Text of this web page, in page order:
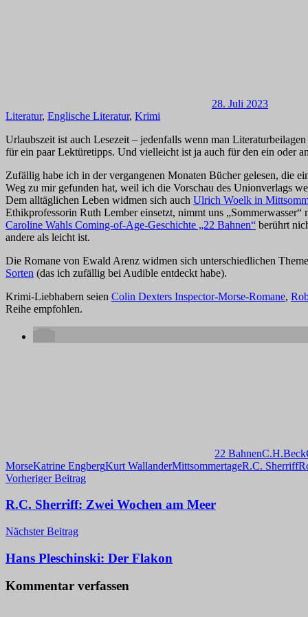
28. Juli 2023
Literatur, Englische Literatur, Krimi
Urlaubszeit ist auch Lesezeit – jedenfalls wenn man
für ein paar Lektüretipps. Und vielleicht ist ja auch für den ein oder
Zufällig habe ich in der vergangenen Monaten Bücher gelesen, die
Weg zu mir gefunden hat, weil ich die Vorschau des Unionverlags
Dem alltäglichen Leben widmen sich auch Ulrich Woelk in
Ethikprofessorin Ruth Lember einsetzt, nimmt uns
Caroline Wahls Coming-of-Age-Geschichte „22 Bahnen“ berührt
andere als leicht ist.
Die Romane von Ewald Arenz widmen sich unterschiedlichen
Sorten (das ich zufällig bei Audible entdeckt habe).
Krimi-Liebhabern seien Colin Dexters Inspector-Morse-Romane,
Reihe empfohlen.
22 BahnenC.H.Beck
MorseKatrine EngbergKurt WallanderMittsommertageR.C. Sherriff
Beitragsnavigation
Vorheriger Beitrag
R.C. Sherriff: Zwei Wochen am Meer
Nächster Beitrag
Hans Pleschinski: Der Flakon
Kommentar verfassen